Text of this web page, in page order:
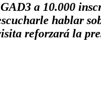
a 10.000
hablar
reforzará la